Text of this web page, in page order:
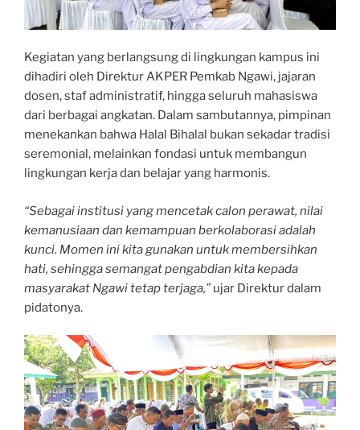
Kegiatan yang berlangsung di lingkungan kampus ini
dihadiri oleh Direktur AKPER Pemkab Ngawi, jajaran
dosen, staf administratif, hingga seluruh mahasiswa
dari berbagai angkatan. Dalam sambutannya, pimpinan
menekankan bahwa Halal Bihalal bukan sekadar tradisi
seremonial, melainkan fondasi untuk membangun
lingkungan kerja dan belajar yang harmonis.
“Sebagai institusi yang mencetak calon perawat, nilai
kemanusiaan dan kemampuan berkolaborasi adalah
kunci. Momen ini kita gunakan untuk membersihkan
hati, sehingga semangat pengabdian kita kepada
masyarakat Ngawi tetap terjaga,” ujar Direktur dalam
pidatonya.